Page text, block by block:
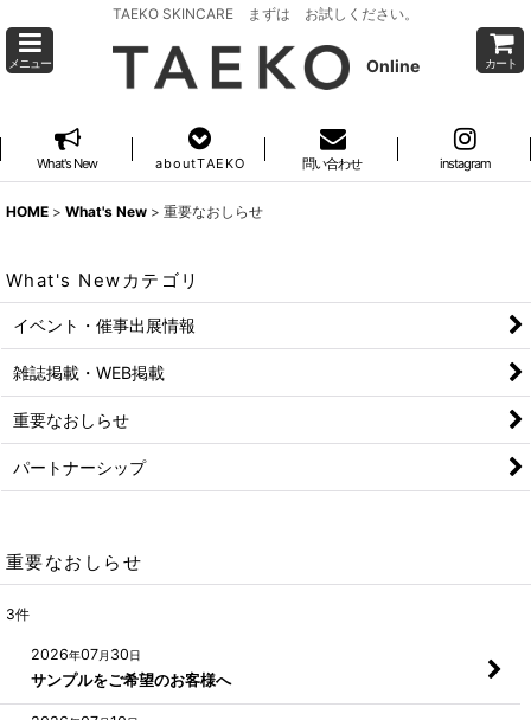
TAEKO SKINCARE まずは お試しください。
メニュー Online カート
What's New a b o u t T A E K O 問い合わせ instagram
HOME > What's New > 重要なおしらせ
重要なおしらせ
3件
2026年07月 30日
サンプルをご希望のお客様へ
What's Newカテゴリ
イベント・催事出展情報
雑誌掲載・WEB掲載
重要なおしらせ
パートナーシップ